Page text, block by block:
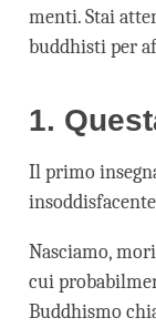
menti. Stai
buddhisti per
1.
Il primo
Nasciamo,
cui
Buddhismo